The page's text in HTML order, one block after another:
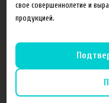
Растительный
Соотношение
Жидкость производится
ароматизаторов TPA и
свое совершеннолетие и
продукцией.